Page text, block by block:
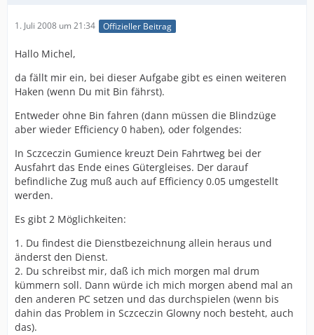
1. Juli 2008 um 21:34 Offizieller Beitrag
Hallo Michel,
da fällt mir ein, bei dieser Aufgabe gibt es einen weiteren
Haken (wenn Du mit Bin fährst).
Entweder ohne Bin fahren (dann müssen die Blindzüge
aber wieder Efficiency 0 haben), oder folgendes:
In Sczceczin Gumience kreuzt Dein Fahrtweg bei der
Ausfahrt das Ende eines Gütergleises. Der darauf
befindliche Zug muß auch auf Efficiency 0.05 umgestellt
werden.
Es gibt 2 Möglichkeiten:
1. Du findest die Dienstbezeichnung allein heraus und
änderst den Dienst.
2. Du schreibst mir, daß ich mich morgen mal drum
kümmern soll. Dann würde ich mich morgen abend mal an
den anderen PC setzen und das durchspielen (wenn bis
dahin das Problem in Sczceczin Glowny noch besteht, auch
das).